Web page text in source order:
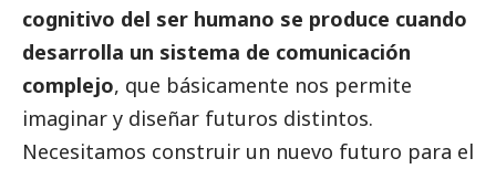
cognitivo del ser humano se produce cuando
desarrolla un sistema de comunicación
complejo, que básicamente nos permite
imaginar y diseñar futuros distintos.
Necesitamos construir un nuevo futuro para el